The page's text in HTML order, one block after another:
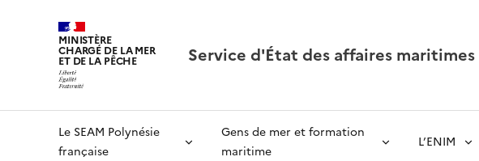
MINISTÈRE
CHARGÉ DE LA MER
ET DE LA PÊCHE Service d'État des affaires
Le SEAM Polynésie
française
Gens de mer et formation
maritime
L’ENIM